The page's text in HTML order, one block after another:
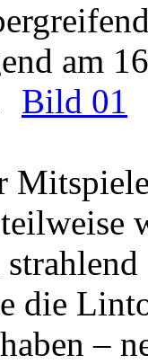
am
Bild 01
die
–